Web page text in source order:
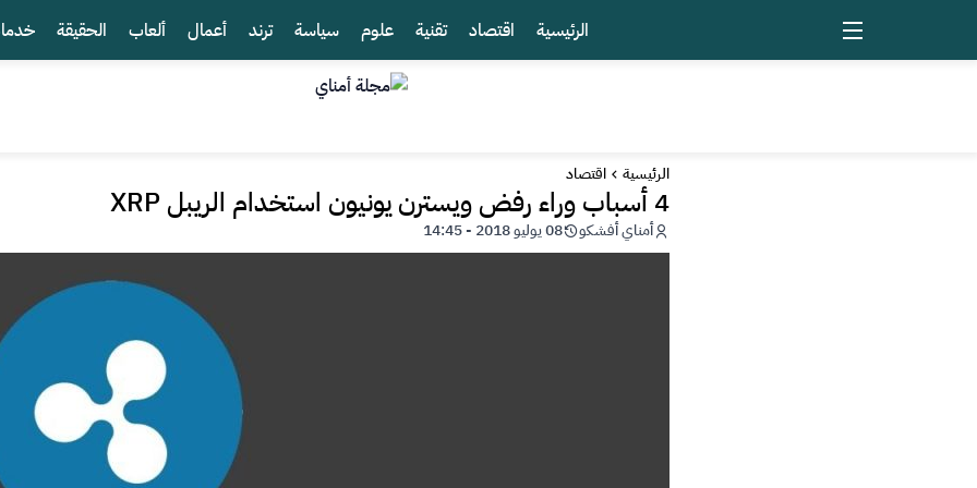
الرئيسية اقتصاد تقنية علوم سياسة ترند أعمال ألعاب الحقيقة
الرئيسية اقتصاد
4 أسباب وراء رفض ويسترن يونيون استخدام الريبل XRP
أمناي أفشكو 08 يوليو 2018 - 14:45